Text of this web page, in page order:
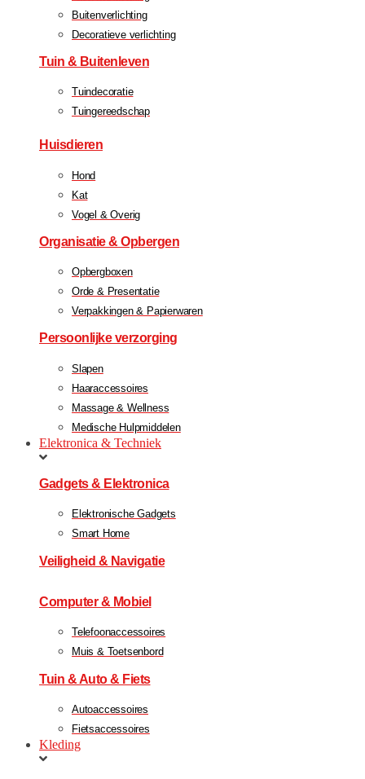
Buitenverlichting
Decoratieve verlichting
Tuin & Buitenleven
Tuindecoratie
Tuingereedschap
Huisdieren
Hond
Kat
Vogel & Overig
Organisatie & Opbergen
Opbergboxen
Orde & Presentatie
Verpakkingen & Papierwaren
Persoonlijke verzorging
Slapen
Haaraccessoires
Massage & Wellness
Medische Hulpmiddelen
Elektronica & Techniek
Gadgets & Elektronica
Elektronische Gadgets
Smart Home
Veiligheid & Navigatie
Computer & Mobiel
Telefoonaccessoires
Muis & Toetsenbord
Tuin & Auto & Fiets
Autoaccessoires
Fietsaccessoires
Kleding